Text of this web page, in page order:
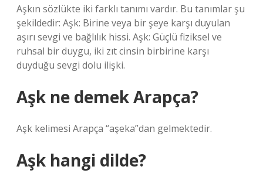
Aşkın sözlükte iki farklı tanımı vardır. Bu tanımlar şu
şekildedir: Aşk: Birine veya bir şeye karşı duyulan
aşırı sevgi ve bağlılık hissi. Aşk: Güçlü fiziksel ve
ruhsal bir duygu, iki zıt cinsin birbirine karşı
duyduğu sevgi dolu ilişki.
Aşk ne demek Arapça?
Aşk kelimesi Arapça “aşeka”dan gelmektedir.
Aşk hangi dilde?